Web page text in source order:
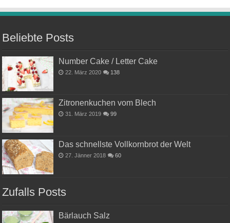
Beliebte Posts
Number Cake / Letter Cake
22. März 2020 138
Zitronenkuchen vom Blech
31. März 2019 99
Das schnellste Vollkornbrot der Welt
27. Jänner 2018 60
Zufalls Posts
Bärlauch Salz